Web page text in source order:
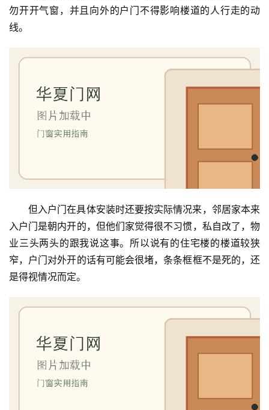
门
院
门
装
安
装
登录
勿开开气窗，并且向外的户门不得影响楼道的人行走的动
线。
但入户门在具体安装时还要按实际情况来，邻居家本来
入户门是朝内开的，但他们家觉得很不习惯，私自改了，物
业三头两头的跟我说这事。所以说有的住宅楼的楼道较狭
窄，户门对外开的话有可能会很堵，条条框框不是死的，还
是得视情况而定。